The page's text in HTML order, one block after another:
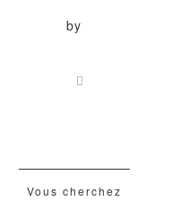
by
Vous cherchez